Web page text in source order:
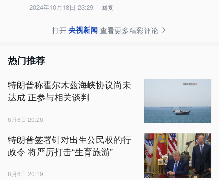
2024年10月18日 23:29 回复
打开央视新闻查看更多精彩评论
热门推荐
特朗普称霍尔木兹海峡协议尚未
达成 正参与相关谈判
8月6日 20:28
特朗普签署针对出生公民权的行
政令 将严厉打击“生育旅游”
8月6日 20:19